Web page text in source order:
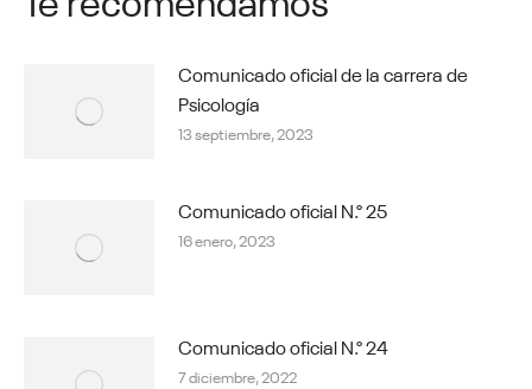
Comunicado oficial de la carrera de
Psicología
13 septiembre, 2023
Comunicado oficial N.° 25
16 enero, 2023
Comunicado oficial N.° 24
7 diciembre, 2022